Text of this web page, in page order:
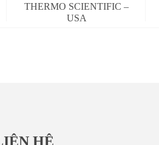
THERMO SCIENTIFIC –
USA
HỆ